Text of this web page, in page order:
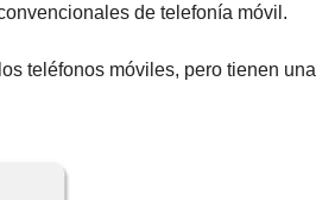
de telefonía móvil.
teléfonos móviles, pero tienen una